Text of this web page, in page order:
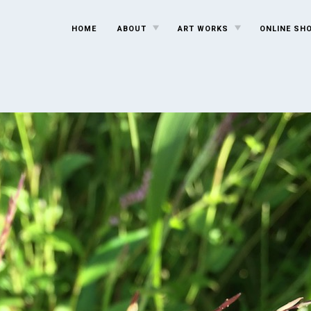
HOME ABOUT TOGGLE
CHILD
ART WORKS TOGGLE
CHILD
ONLINE